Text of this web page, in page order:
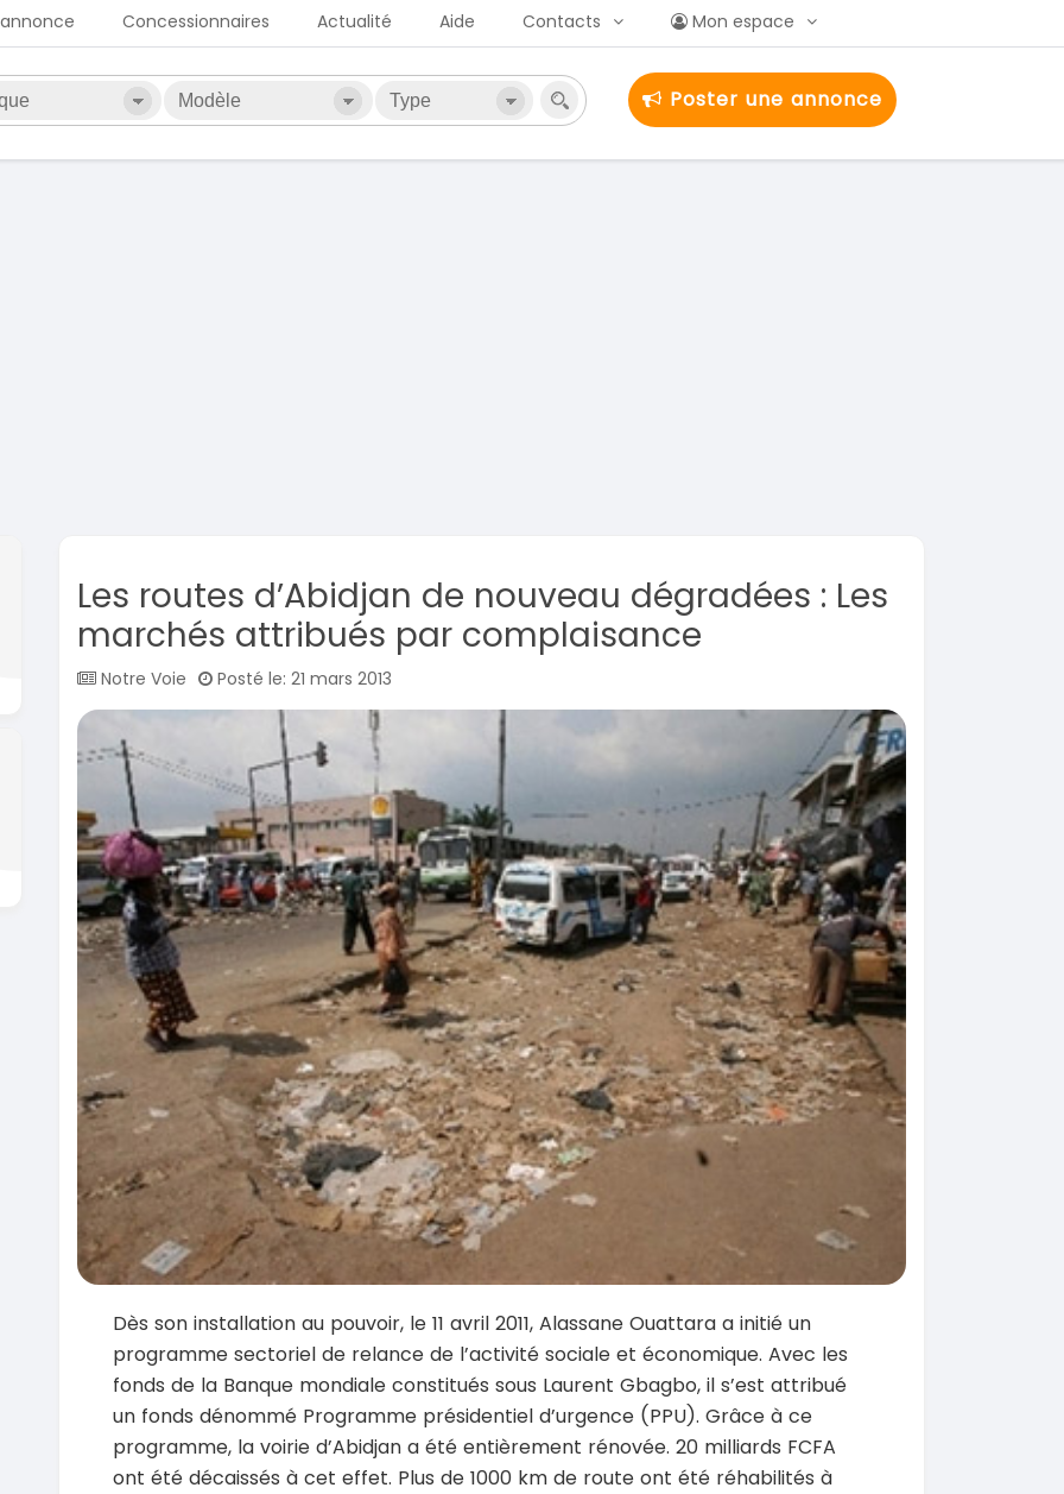
Concessionnaires Actualité Aide Contacts Mon espace
Poster une annonce
Les routes d’Abidjan de nouveau dégradées : Les
marchés attribués par complaisance
Notre Voie Posté le: 21 mars 2013
Dès son installation au pouvoir, le 11 avril 2011, Alassane Ouattara a initié un
programme sectoriel de relance de l’activité sociale et économique. Avec les
fonds de la Banque mondiale constitués sous Laurent Gbagbo, il s’est attribué
un fonds dénommé Programme présidentiel d’urgence (PPU). Grâce à ce
programme, la voirie d’Abidjan a été entièrement rénovée. 20 milliards FCFA
ont été décaissés à cet effet. Plus de 1000 km de route ont été réhabilités à